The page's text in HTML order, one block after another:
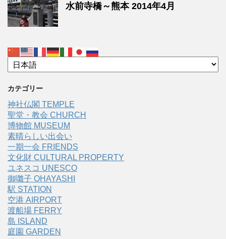
水前寺橋～熊本 2014年4月
カテゴリー
神社仏閣 TEMPLE
聖堂・教会 CHURCH
博物館 MUSEUM
素晴らしい出会い
一期一会 FRIENDS
文化財 CULTURAL PROPERTY
ユネスコ UNESCO
御囃子 OHAYASHI
駅 STATION
空港 AIRPORT
渡船場 FERRY
島 ISLAND
庭園 GARDEN